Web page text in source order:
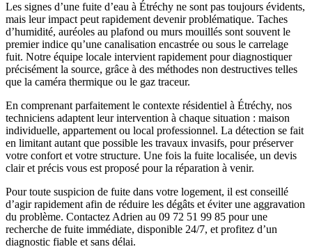
Les signes d’une fuite d’eau à Étréchy ne sont pas toujours évidents,
mais leur impact peut rapidement devenir problématique. Taches
d’humidité, auréoles au plafond ou murs mouillés sont souvent le
premier indice qu’une canalisation encastrée ou sous le carrelage
fuit. Notre équipe locale intervient rapidement pour diagnostiquer
précisément la source, grâce à des méthodes non destructives telles
que la caméra thermique ou le gaz traceur.
En comprenant parfaitement le contexte résidentiel à Étréchy, nos
techniciens adaptent leur intervention à chaque situation : maison
individuelle, appartement ou local professionnel. La détection se fait
en limitant autant que possible les travaux invasifs, pour préserver
votre confort et votre structure. Une fois la fuite localisée, un devis
clair et précis vous est proposé pour la réparation à venir.
Pour toute suspicion de fuite dans votre logement, il est conseillé
d’agir rapidement afin de réduire les dégâts et éviter une aggravation
du problème. Contactez Adrien au 09 72 51 99 85 pour une
recherche de fuite immédiate, disponible 24/7, et profitez d’un
diagnostic fiable et sans délai.